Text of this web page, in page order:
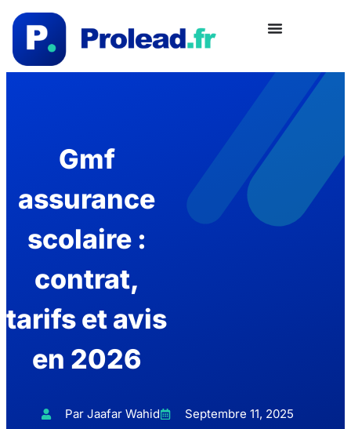
Gmf
assurance
scolaire :
contrat,
tarifs et avis
en 2026
Par Jaafar Wahid
Septembre 11, 2025